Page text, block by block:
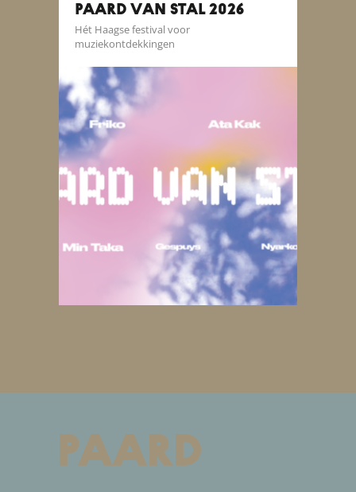
PAARD VAN STAL 2026
Hét Haagse festival voor
muziekontdekkingen